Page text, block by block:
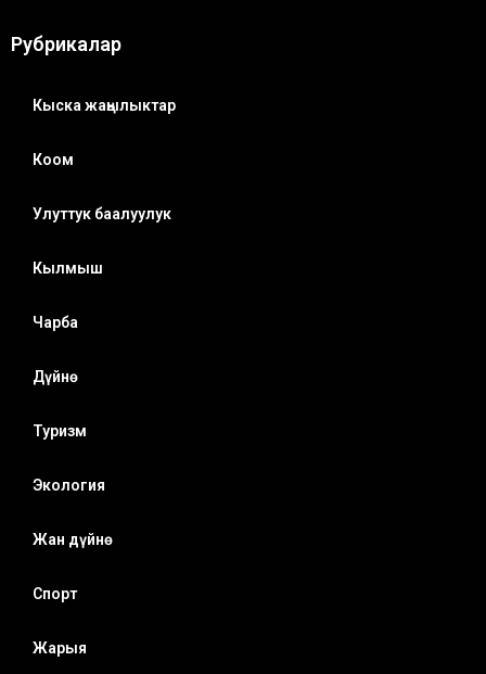
Рубрикалар
Кыска жаңылыктар
Коом
Улуттук баалуулук
Кылмыш
Чарба
Дүйнө
Туризм
Экология
Жан дүйнө
Спорт
Жарыя